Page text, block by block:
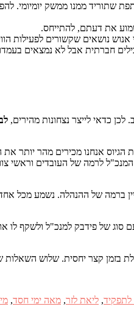
שתוריד ממנו ממשק יומיומי.
את דעתם, להתייחס.
נושאים שקשורים לפעילות
חברתית אבל לא נמצאים
כדאי לייצר נצחונות מהירים,
אנחנו מכירים מהר יותר
לרמה של העובדים וראשי
ברמה של ההנהלה. נשמע
סוג של פידבק למנכ"ל ולשקף
לתפקיד, ליאת לזר, מאה ימי חסד,